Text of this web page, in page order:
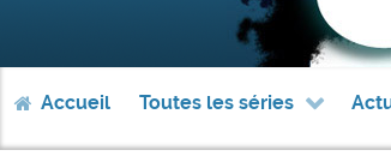
Accueil Toutes les séries